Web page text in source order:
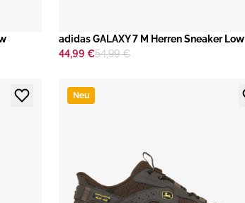
adidas GALAXY 7 M Herren Sneaker Low
44,99 €54,99 €
Neu